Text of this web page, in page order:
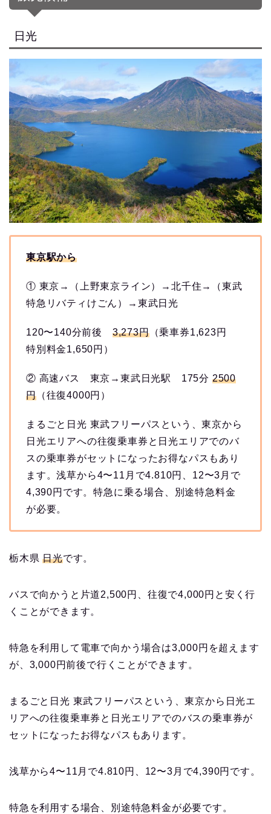
日光
東京駅から
① 東京→（上野東京ライン）→北千住→（東武
特急リバティけごん）→東武日光
120〜140分前後 3,273円（乗車券1,623円
特別料金1,650円）
② 高速バス 東京→東武日光駅 175分 2500
円（往復4000円）
まるごと日光 東武フリーパスという、東京から
日光エリアへの往復乗車券と日光エリアでのバ
スの乗車券がセットになったお得なパスもあり
ます。浅草から4〜11月で4.810円、12〜3月で
4,390円です。特急に乗る場合、別途特急料金
が必要。
栃木県日光です。
バスで向かうと片道2,500円、往復で4,000円と安く行
くことができます。
特急を利用して電車で向かう場合は3,000円を超えます
が、3,000円前後で行くことができます。
まるごと日光 東武フリーパスという、東京から日光エ
リアへの往復乗車券と日光エリアでのバスの乗車券が
セットになったお得なパスもあります。
浅草から4〜11月で4.810円、12〜3月で4,390円です。
特急を利用する場合、別途特急料金が必要です。